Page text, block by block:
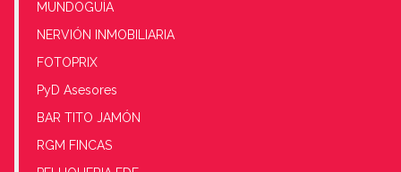
MUNDOGUÍA
NERVIÓN INMOBILIARIA
FOTOPRIX
PyD Asesores
BAR TITO JAMÓN
RGM FINCAS